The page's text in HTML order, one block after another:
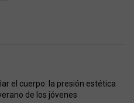
el cuerpo: la presión estética
de los jóvenes